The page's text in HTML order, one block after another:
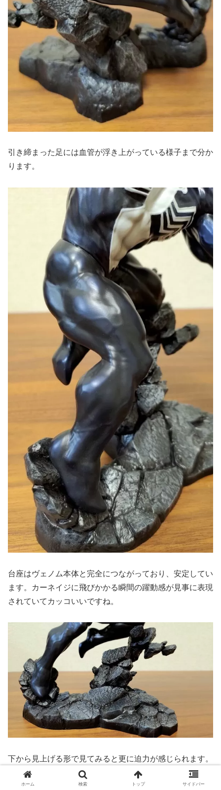
引き締まった足には血管が浮き上がっている様子まで分か
ります。
台座はヴェノム本体と完全につながっており、安定してい
ます。カーネイジに飛びかかる瞬間の躍動感が見事に表現
されていてカッコいいですね。
下から見上げる形で見てみると更に迫力が感じられます。
ホーム 検索 トップ サイドバー